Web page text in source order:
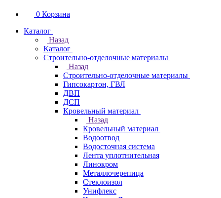
0 Корзина
Каталог
Назад
Каталог
Строительно-отделочные материалы
Назад
Строительно-отделочные материалы
Гипсокартон, ГВЛ
ДВП
ДСП
Кровельный материал
Назад
Кровельный материал
Водоотвод
Водосточная система
Лента уплотнительная
Линокром
Металлочерепица
Стеклоизол
Унифлекс